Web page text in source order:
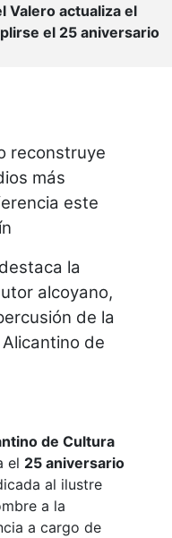
Valero actualiza el
el 25 aniversario
reconstruye
más
este
la
alcoyano,
de la
de
de Cultura
el 25 aniversario
al ilustre
a la
a cargo de